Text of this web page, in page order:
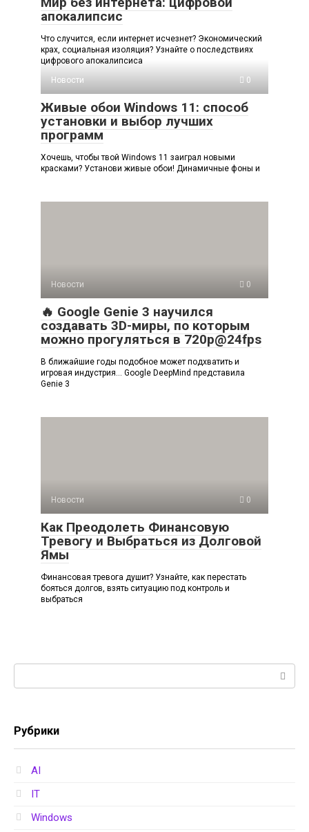
апокалипсис
Что случится, если интернет исчезнет? Экономический
крах, социальная изоляция? Узнайте о последствиях
цифрового апокалипсиса
Новости
0
Живые обои Windows 11: способ
установки и выбор лучших
программ
Хочешь, чтобы твой Windows 11 заиграл новыми
красками? Установи живые обои! Динамичные фоны и
Новости 0
🔥 Google Genie 3 научился
создавать 3D-миры, по которым
можно прогуляться в 720p@24fps
В ближайшие годы подобное может подхватить и
игровая индустрия… Google DeepMind представила
Genie 3
Новости 0
Как Преодолеть Финансовую
Тревогу и Выбраться из Долговой
Ямы
Финансовая тревога душит? Узнайте, как перестать
бояться долгов, взять ситуацию под контроль и
выбраться
Рубрики
AI
IT
Windows